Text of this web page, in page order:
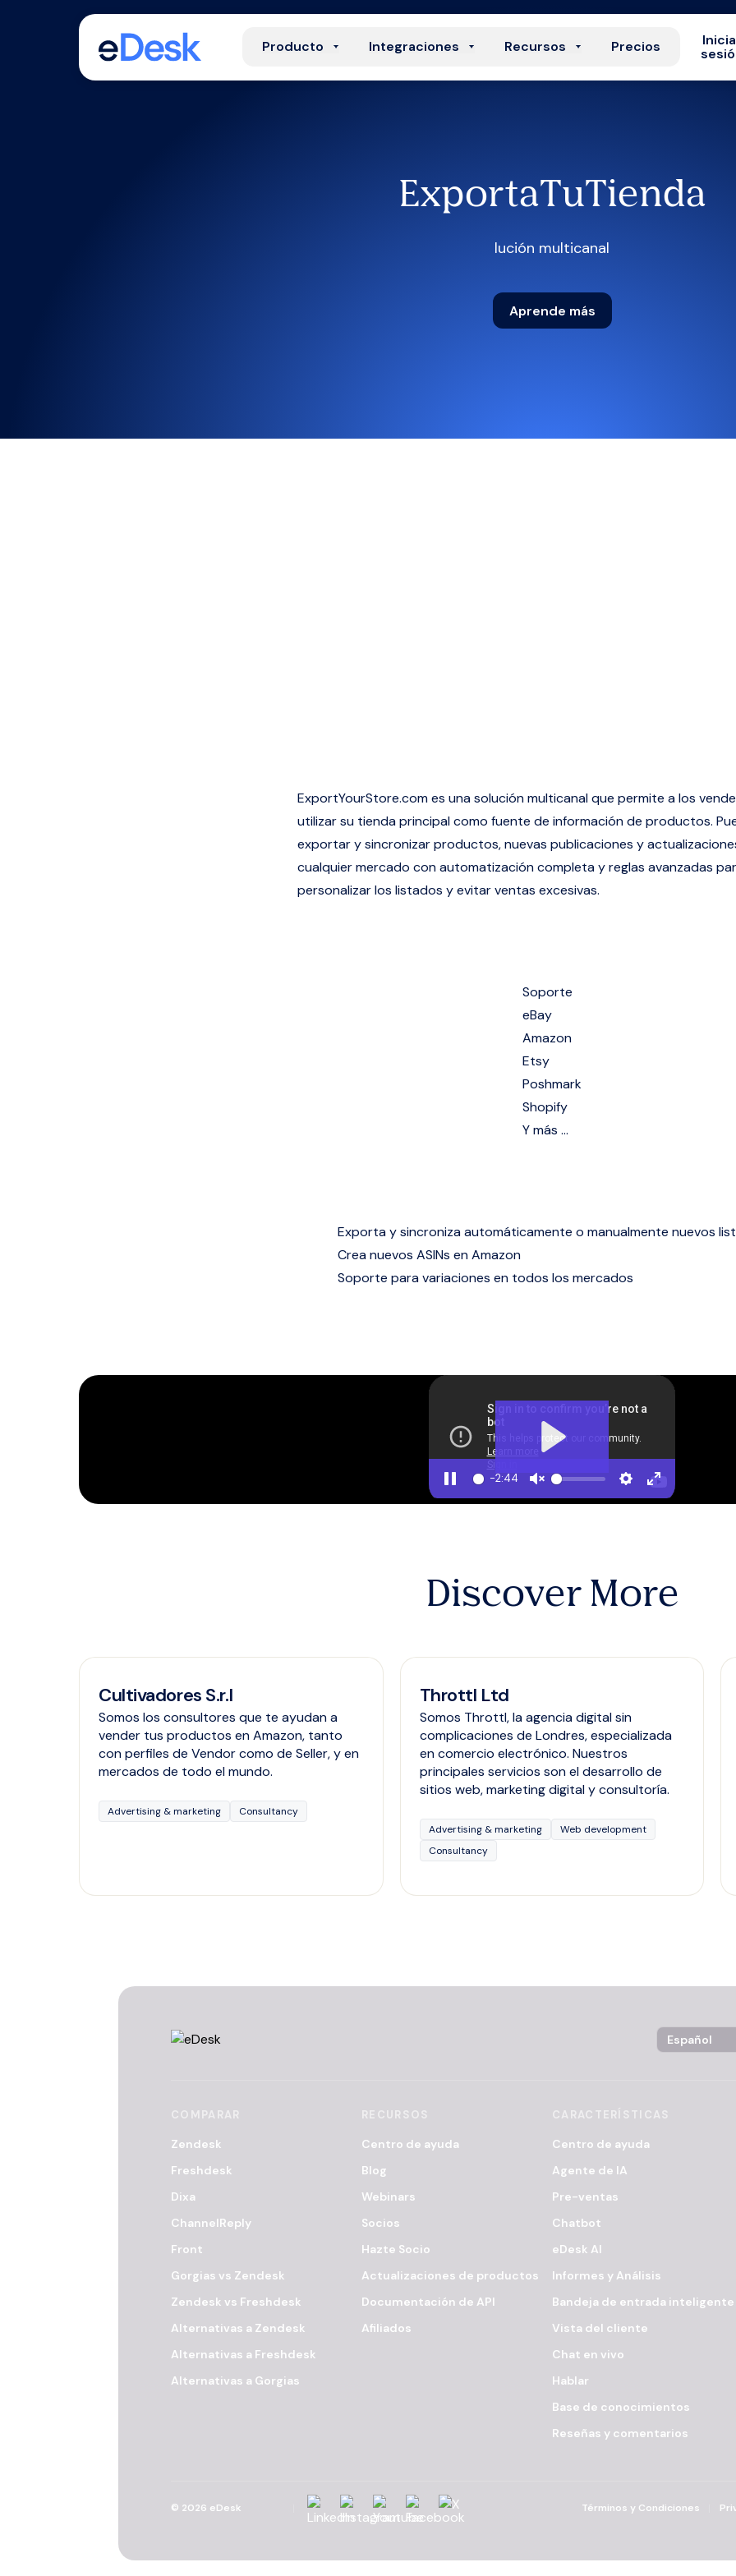
Producto Integraciones Recursos Precios
ExportaTuTienda
lución multicanal
Aprende más
ExportYourStore.comes una solución multicanal que permite a los
utilizar su tienda principal como fuente de información de productos.
exportar y sincronizar productos, nuevas publicaciones y
cualquier mercado con automatización completa y reglas avanzadas
personalizar los listados y evitar ventas excesivas.
Soporte
eBay
Amazon
Etsy
Poshmark
Shopify
Y más …
Exporta y sincroniza automáticamente o manualmente nuevos
Crea nuevos ASINs en Amazon
Soporte para variaciones en todos los mercados
-2:44
Discover More
Cultivadores S.r.l
Somos los consultores que te ayudan a
vender tus productos en Amazon, tanto
con perfiles de Vendor como de Seller, y en
mercados de todo el mundo.
Advertising & marketing Consultancy
Throttl Ltd
Somos Throttl, la agencia digital sin
complicaciones de Londres, especializada
en comercio electrónico. Nuestros
principales servicios son el desarrollo de
sitios web, marketing digital y consultoría.
Advertising & marketing
Web development
Consultancy
Language
COMPARAR
Zendesk
Freshdesk
Dixa
ChannelReply
Front
Gorgias vs Zendesk
Zendesk vs Freshdesk
Alternativas a Zendesk
Alternativas a Freshdesk
Alternativas a Gorgias
RECURSOS
Centro de ayuda
Blog
Webinars
Socios
Hazte Socio
Actualizaciones de productos
Documentación de API
Afiliados
CARACTERÍSTICAS
Centro de ayuda
Agente de IA
Pre-ventas
Chatbot
eDesk AI
Informes y Análisis
Bandeja de entrada inteligente
Vista del cliente
Chat en vivo
Hablar
Base de conocimientos
Reseñas y comentarios
© 2026 eDesk LinkedinInstagramYouTubeFacebook
X Términos y Condiciones